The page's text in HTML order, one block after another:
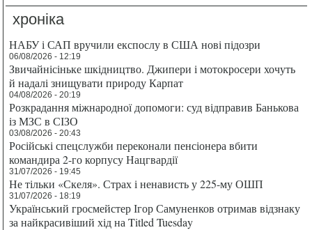
хроніка
НАБУ і САП вручили експослу в США нові підозри
06/08/2026 - 12:19
Звичайнісіньке шкідництво. Джипери і мотокросери хочуть
й надалі знищувати природу Карпат
04/08/2026 - 20:19
Розкрадання міжнародної допомоги: суд відправив Банькова
із МЗС в СІЗО
03/08/2026 - 20:43
Російські спецслужби переконали пенсіонера вбити
командира 2-го корпусу Нацгвардії
31/07/2026 - 19:45
Не тільки «Скеля». Страх і ненависть у 225-му ОШП
31/07/2026 - 18:19
Український гросмейстер Ігор Самуненков отримав відзнаку
за найкрасивіший хід на Titled Tuesday